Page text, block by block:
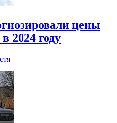
цены
2024 году